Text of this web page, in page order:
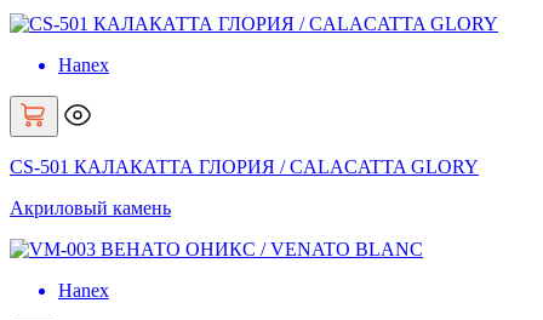
Hanex
CS-501 КАЛАКАТТА ГЛОРИЯ / CALACATTA GLORY
Акриловый камень
Hanex